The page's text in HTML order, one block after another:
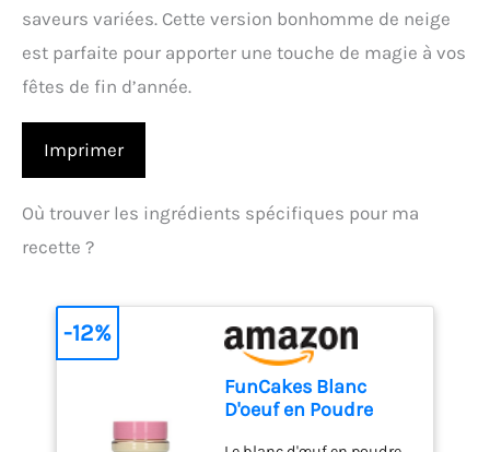
saveurs variées. Cette version bonhomme de neige
est parfaite pour apporter une touche de magie à vos
fêtes de fin d’année.
Imprimer
Où trouver les ingrédients spécifiques pour ma
recette ?
FunCakes Blanc
D'oeuf en Poudre
-12%